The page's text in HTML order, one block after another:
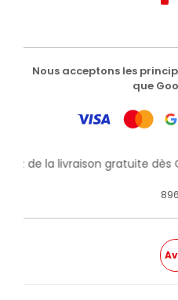
Nous acceptons les
que
de la livraison gratuite dès